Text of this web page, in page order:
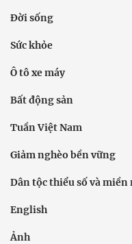
Đời sống
Sức khỏe
Ô tô xe máy
Bất động sản
Tuần Việt Nam
Giảm nghèo bền vững
Dân tộc thiểu số và miền
English
Ảnh